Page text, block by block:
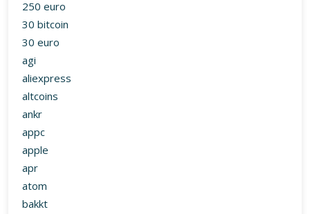
250 euro
30 bitcoin
30 euro
agi
aliexpress
altcoins
ankr
appc
apple
apr
atom
bakkt